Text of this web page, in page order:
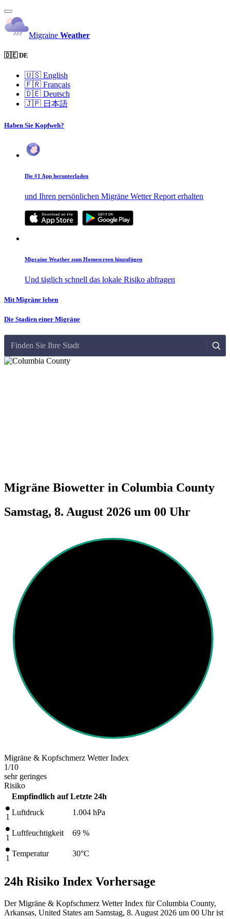
Migraine Weather
🇩🇪 DE
🇺🇸 English
🇫🇷 Français
🇩🇪 Deutsch
🇯🇵 日本語
Haben Sie Kopfweh?
Die #1 App herunterladen
und Ihren persönlichen Migräne Wetter Report erhalten
Migraine Weather zum Homescreen hinzufügen
Und täglich schnell das lokale Risiko abfragen
Mit Migräne leben
Die Stadien einer Migräne
Finden Sie Ihre Stadt
Migräne Biowetter in Columbia County
Samstag, 8. August 2026 um 00 Uhr
Migräne & Kopfschmerz Wetter Index
1/10
sehr geringes
Risiko
Empfindlich auf Letzte 24h
1
Luftdruck 1.004 hPa
1
Luftfeuchtigkeit 69 %
1
Temperatur 30°C
24h Risiko Index Vorhersage
Der Migräne & Kopfschmerz Wetter Index für Columbia County,
Arkansas, United States am Samstag, 8. August 2026 um 00 Uhr ist